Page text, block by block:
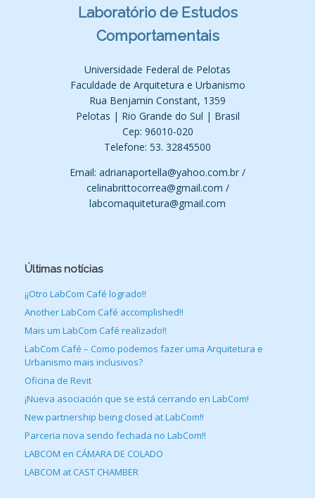
Laboratório de Estudos
Comportamentais
Universidade Federal de Pelotas
Faculdade de Arquitetura e Urbanismo
Rua Benjamin Constant, 1359
Pelotas | Rio Grande do Sul | Brasil
Cep: 96010-020
Telefone: 53. 32845500
Email: adrianaportella@yahoo.com.br /
celinabrittocorrea@gmail.com /
labcomaquitetura@gmail.com
Últimas notícias
¡¡Otro LabCom Café logrado!!
Another LabCom Café accomplished!!
Mais um LabCom Café realizado!!
LabCom Café – Como podemos fazer uma Arquitetura e
Urbanismo mais inclusivos?
Oficina de Revit
¡Nueva asociación que se está cerrando en LabCom!
New partnership being closed at LabCom!!
Parceria nova sendo fechada no LabCom!!
LABCOM en CÁMARA DE COLADO
LABCOM at CAST CHAMBER